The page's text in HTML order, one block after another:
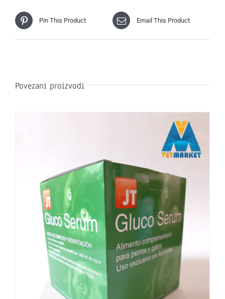
Pin This Product Email This Product
Povezani proizvodi